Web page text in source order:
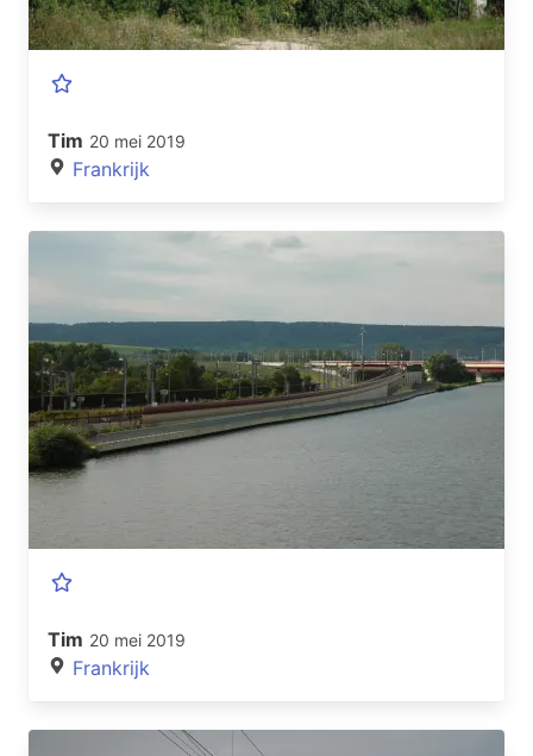
Tim 20 mei 2019
Frankrijk
Tim 20 mei 2019
Frankrijk